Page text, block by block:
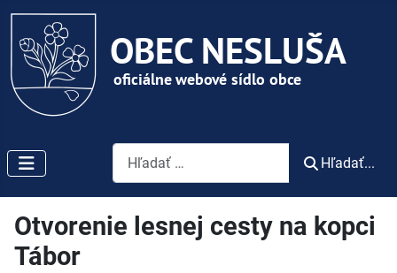
Vyhľadávanie
Hľadať...
Otvorenie lesnej cesty na kopci
Tábor